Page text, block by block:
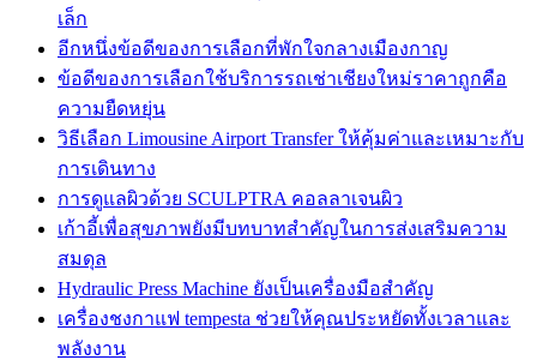
เล็ก
อีกหนึ่งข้อดีของการเลือกที่พักใจกลางเมืองกาญ
ข้อดีของการเลือกใช้บริการรถเช่าเชียงใหม่ราคาถูกคือ
ความยืดหยุ่น
วิธีเลือก Limousine Airport Transfer ให้คุ้มค่าและเหมาะกับ
การเดินทาง
การดูแลผิวด้วย SCULPTRA คอลลาเจนผิว
เก้าอี้เพื่อสุขภาพยังมีบทบาทสำคัญในการส่งเสริมความ
สมดุล
Hydraulic Press Machine ยังเป็นเครื่องมือสำคัญ
เครื่องชงกาแฟ tempesta ช่วยให้คุณประหยัดทั้งเวลาและ
พลังงาน